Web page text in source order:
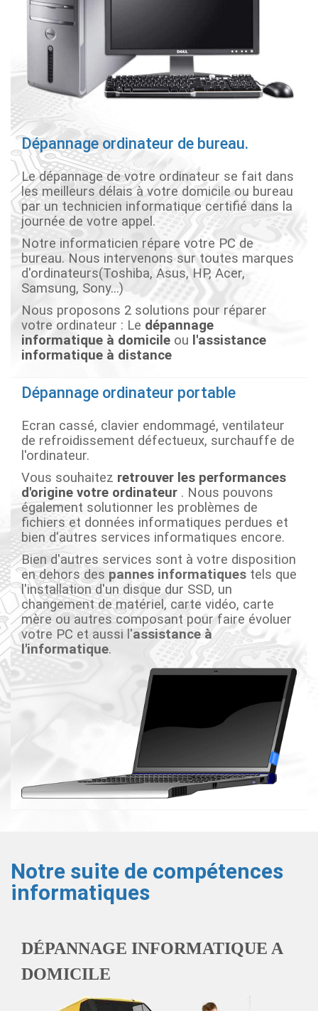
Dépannage ordinateur de bureau.
Le dépannage de votre ordinateur se fait dans
les meilleurs délais à votre domicile ou bureau
par un technicien informatique certifié dans la
journée de votre appel.
Notre informaticien répare votre PC de
bureau. Nous intervenons sur toutes marques
d'ordinateurs(Toshiba, Asus, HP, Acer,
Samsung, Sony...)
Nous proposons 2 solutions pour réparer
votre ordinateur : Le dépannage
informatique à domicile ou l'assistance
informatique à distance
Dépannage ordinateur portable
Ecran cassé, clavier endommagé, ventilateur
de refroidissement défectueux, surchauffe de
l'ordinateur.
Vous souhaitez retrouver les performances
d'origine votre ordinateur . Nous pouvons
également solutionner les problèmes de
fichiers et données informatiques perdues et
bien d'autres services informatiques encore.
Bien d'autres services sont à votre disposition
en dehors des pannes informatiques tels que
l'installation d'un disque dur SSD, un
changement de matériel, carte vidéo, carte
mère ou autres composant pour faire évoluer
votre PC et aussi l'assistance à
l'informatique.
Notre suite de compétences
informatiques
DÉPANNAGE INFORMATIQUE A
DOMICILE